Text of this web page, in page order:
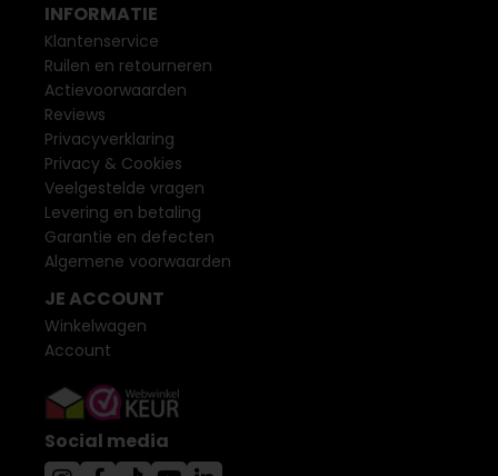
INFORMATIE
Klantenservice
Ruilen en retourneren
Actievoorwaarden
Reviews
Privacyverklaring
Privacy & Cookies
Veelgestelde vragen
Levering en betaling
Garantie en defecten
Algemene voorwaarden
JE ACCOUNT
Winkelwagen
Account
Social media